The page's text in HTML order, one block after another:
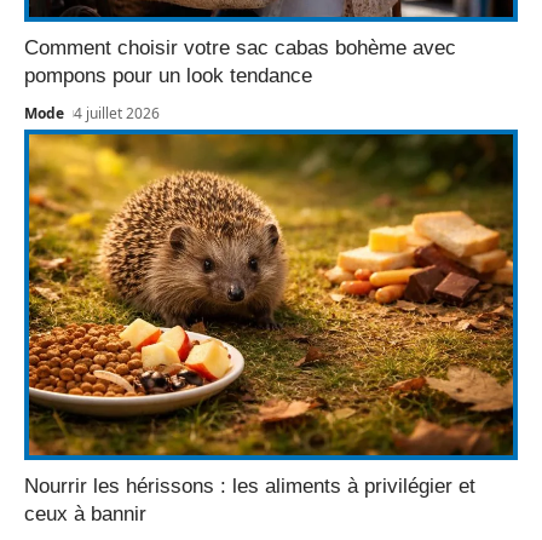
Comment choisir votre sac cabas bohème avec
pompons pour un look tendance
Mode 4 juillet 2026
Nourrir les hérissons : les aliments à privilégier et
ceux à bannir